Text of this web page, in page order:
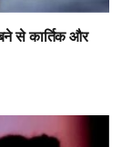
से कार्तिक और